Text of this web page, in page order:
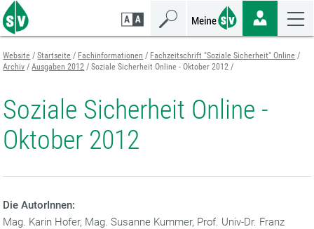
Zum
Seiteninhalt
springen
Zur
Navigation
springen
Zur
Mobilen
Navigation
springen
Website Startseite Fachinformationen
Fachzeitschrift "Soziale Sicherheit" Online
Archiv
Ausgaben 2012 Soziale Sicherheit Online - Oktober 2012
Soziale Sicherheit Online -
Oktober 2012
Die AutorInnen:
Mag. Karin Hofer, Mag. Susanne Kummer, Prof. Univ-Dr. Franz